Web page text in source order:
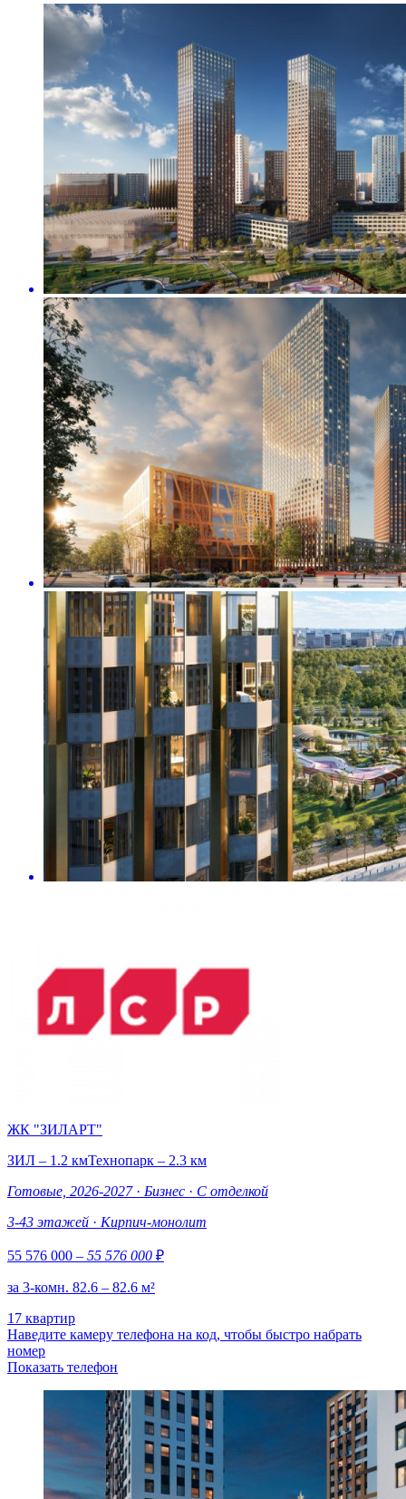
ЖК "ЗИЛАРТ"
ЗИЛ – 1.2 кмТехнопарк – 2.3 км
Готовые, 2026-2027 · Бизнес · С отделкой
3-43 этажей · Кирпич-монолит
55 576 000 – 55 576 000 ₽
за 3-комн. 82.6 – 82.6 м²
17 квартир
Наведите камеру телефона на код, чтобы быстро набрать
номер
Показать телефон